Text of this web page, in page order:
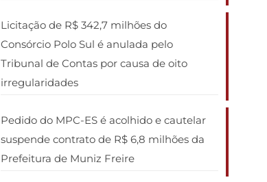
Licitação de R$ 342,7 milhões do
Consórcio Polo Sul é anulada pelo
Tribunal de Contas por causa de oito
irregularidades
Pedido do MPC-ES é acolhido e cautelar
suspende contrato de R$ 6,8 milhões da
Prefeitura de Muniz Freire